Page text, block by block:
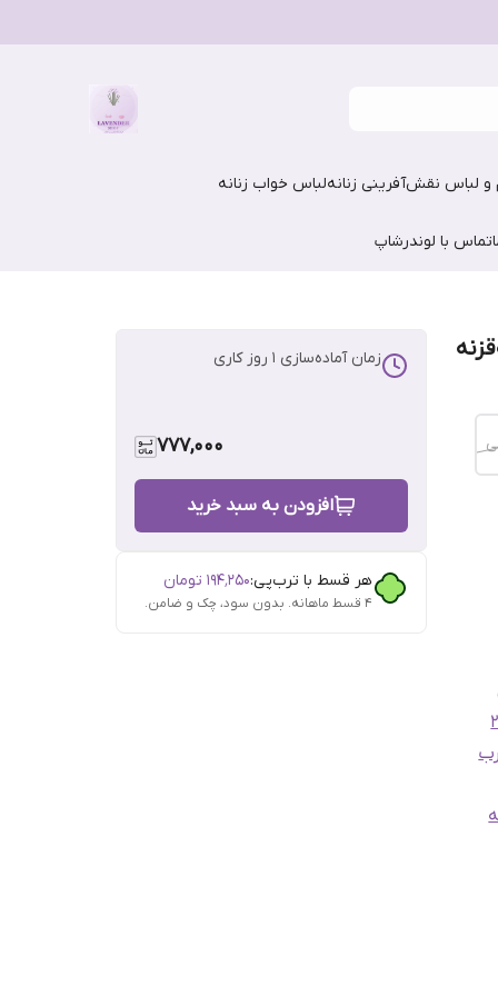
و لباس نقش‌آفرینی زنانهلباس خواب زنانه
تماس با لوندرشاپ
زمان آماده‌سازی 1 روز کاری
777,000
افزودن به سبد خرید
هر قسط با ترب‌پی:۱۹۴٬۲۵۰ تومان
۴ قسط ماهانه. بدون سود، چک و ضامن.